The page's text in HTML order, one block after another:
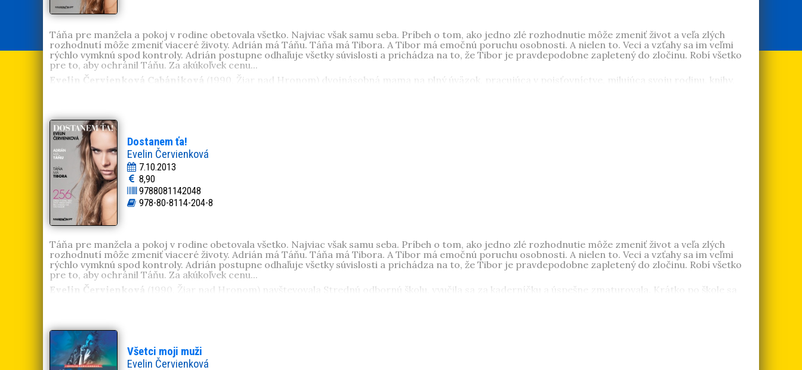
Táňa pre manžela a pokoj v rodine obetovala všetko. Najviac však samu seba. Príbeh o tom, ako jedno zlé rozhodnutie môže zmeniť život a veľa zlých
rozhodnutí môže zmeniť viaceré životy. Adrián má Táňu. Táňa má Tibora. A Tibor má emočnú poruchu osobnosti. A nielen to. Veci a vzťahy sa im veľmi
rýchlo vymknú spod kontroly. Adrián postupne odhaľuje všetky súvislosti a prichádza na to, že Tibor je pravdepodobne zapletený do zločinu. Robí všetko
pre to, aby ochránil Táňu. Za akúkoľvek cenu...
Evelin Červienková Cabániková (1990, Žiar nad Hronom) dvojnásobná mama na plný úväzok, pracujúca v poisťovníctve, milujúca svoju rodinu, knihy,
spoznáva Slovensko. Svoj druhý domov našla v Košiciach, kam sa každoročne s láskou vracia. Vyšli jej romány
prešľap,Ďalšia, prosím!
Dostanem ťa!
Evelin Červienková
7.10.2013
8,90
9788081142048
978-80-8114-204-8
Táňa pre manžela a pokoj v rodine obetovala všetko. Najviac však samu seba. Príbeh o tom, ako jedno zlé rozhodnutie môže zmeniť život a veľa zlých
rozhodnutí môže zmeniť viaceré životy. Adrián má Táňu. Táňa má Tibora. A Tibor má emočnú poruchu osobnosti. A nielen to. Veci a vzťahy sa im veľmi
rýchlo vymknú spod kontroly. Adrián postupne odhaľuje všetky súvislosti a prichádza na to, že Tibor je pravdepodobne zapletený do zločinu. Robí všetko
pre to, aby ochránil Táňu. Za akúkoľvek cenu...
Evelin Červienková (1990, Žiar nad Hronom) navštevovala Strednú odbornú školu, vyučila sa za kaderníčku a úspešne zmaturovala. Krátko po škole sa
Všetci moji muži
Evelin Červienková